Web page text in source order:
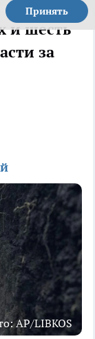
Принять
и шесть
за
AP/LIBKOS